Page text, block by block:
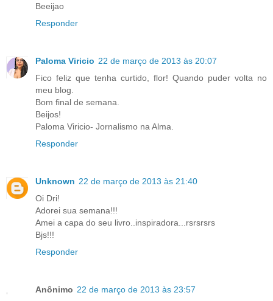
Beeijao
Responder
Paloma Viricio 22 de março de 2013 às 20:07
Fico feliz que tenha curtido, flor! Quando puder volta no
meu blog.
Bom final de semana.
Beijos!
Paloma Viricio- Jornalismo na Alma.
Responder
Unknown 22 de março de 2013 às 21:40
Oi Dri!
Adorei sua semana!!!
Amei a capa do seu livro..inspiradora...rsrsrsrs
Bjs!!!
Responder
Anônimo 22 de março de 2013 às 23:57